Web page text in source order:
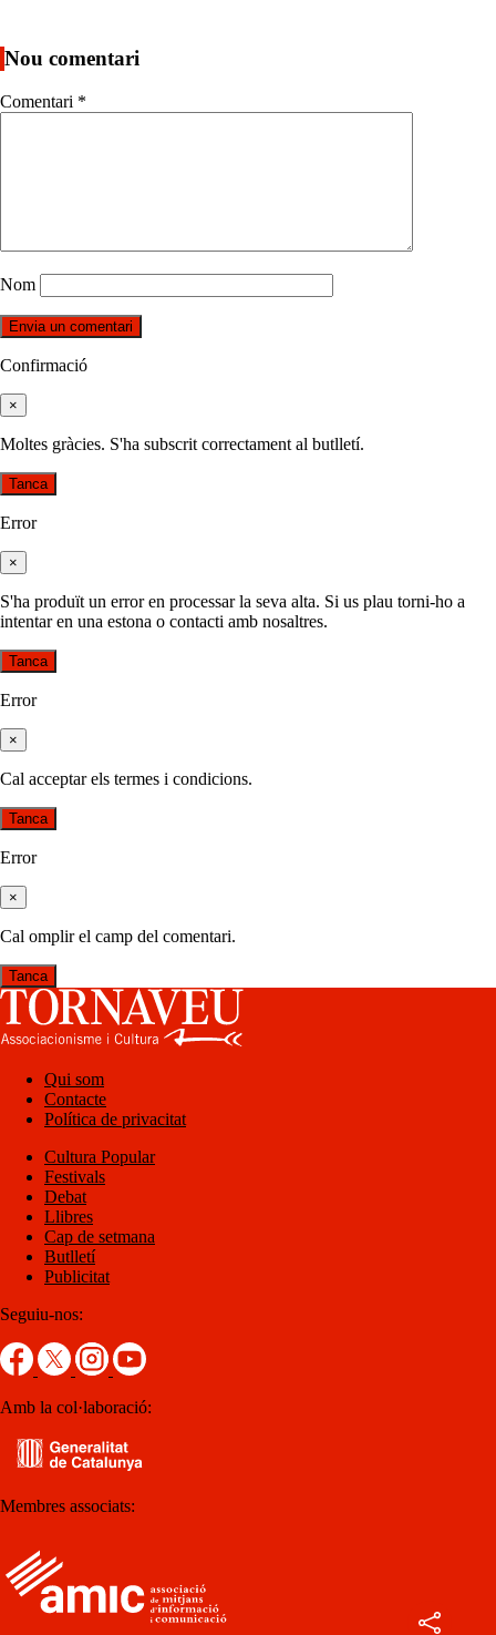
Nou comentari
Comentari *
Nom
Confirmació
×
Moltes gràcies. S'ha subscrit correctament al butlletí.
Tanca
Error
×
S'ha produït un error en processar la seva alta. Si us plau torni-ho a
intentar en una estona o contacti amb nosaltres.
Tanca
Error
×
Cal acceptar els termes i condicions.
Tanca
Error
×
Cal omplir el camp del comentari.
Tanca
Qui som
Contacte
Política de privacitat
Cultura Popular
Festivals
Debat
Llibres
Cap de setmana
Butlletí
Publicitat
Seguiu-nos:
Amb la col·laboració:
Membres associats: